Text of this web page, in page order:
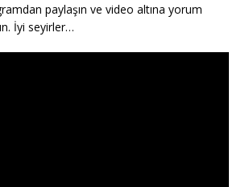
paylaşın ve video altına yorum
İyi seyirler…